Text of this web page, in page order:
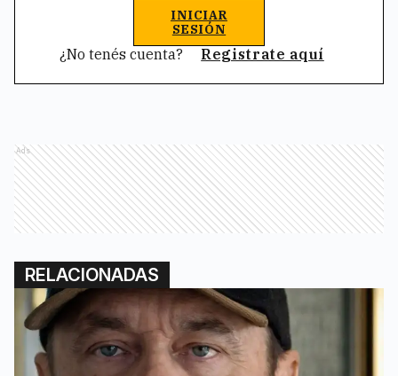
INICIAR
SESIÓN
¿No tenés cuenta? Registrate aquí
Ads
RELACIONADAS